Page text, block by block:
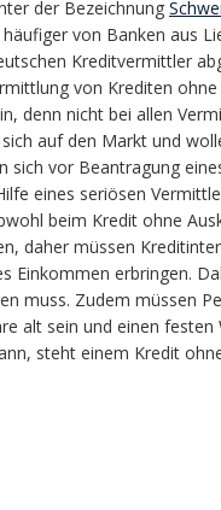
der Bezeichnung
von Banken aus
Kreditvermittler
von Krediten
denn nicht bei allen
auf den Markt und
sich vor Beantragung
eines seriösen
beim Kredit ohne
daher müssen
Einkommen erbringen.
muss. Zudem müssen
alt sein und einen
steht einem Kredit